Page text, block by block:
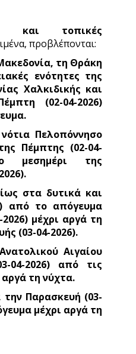
και τοπικές
προβλέπονται:
τη Θράκη
ενότητες της
Χαλκιδικής και
(02-04-2026)
Πελοπόννησο
Πέμπτης (02-04-
μεσημέρι της
στα δυτικά και
από το απόγευμα
μέχρι αργά τη
(03-04-2026).
Αιγαίου
04-2026) από τις
τη νύχτα.
Παρασκευή (03-
μέχρι αργά τη